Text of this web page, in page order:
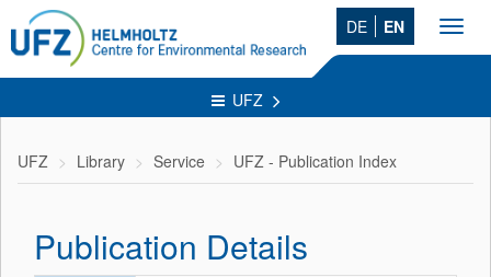
DE EN
UFZ
UFZ Library Service UFZ - Publication Index
Publication Details